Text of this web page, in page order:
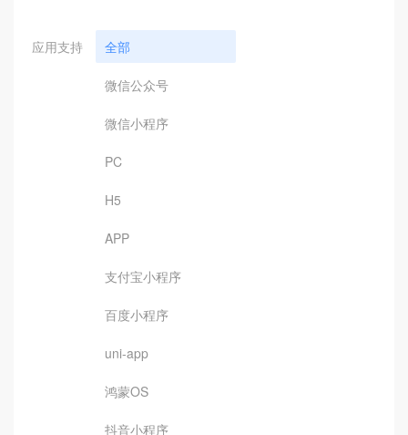
应用支持 全部
微信公众号
微信小程序
PC
H5
APP
支付宝小程序
百度小程序
uni-app
鸿蒙OS
抖音小程序